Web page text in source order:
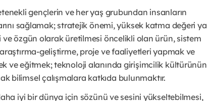
gençlerin ve her yaş grubundan insanların
sağlamak; stratejik önemi, yüksek katma değeri ya
özgün olarak üretilmesi öncelikli olan ürün, sistem
geliştirme, proje ve faaliyetleri yapmak ve
ve eğitmek; teknoloji alanında girişimcilik kültürünün
bilimsel çalışmalara katkıda bulunmaktır.
iyi bir dünya için sözünü ve sesini yükseltebilmesi,